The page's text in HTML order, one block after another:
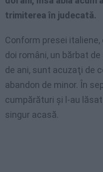
trimiterea în judecată.
Conform presei
doi români, un bărbat
de ani, sunt acuzaţi de
abandon de minor. În
cumpărături şi l-au
singur acasă.